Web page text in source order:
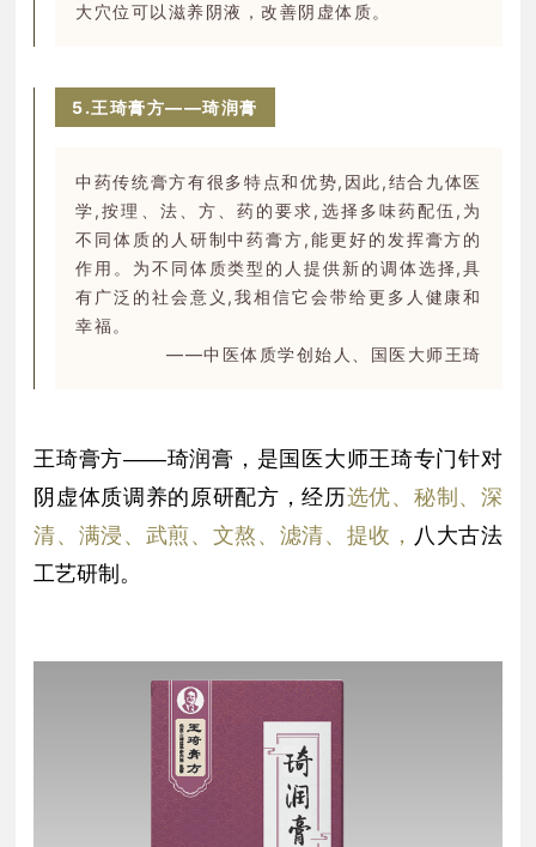
大穴位可以滋养阴液，改善阴虚体质。
5.王琦膏方——琦润膏
中药传统膏方有很多特点和优势,因此,结合九体医
学,按理、法、方、药的要求,选择多味药配伍,为
不同体质的人研制中药膏方,能更好的发挥膏方的
作用。为不同体质类型的人提供新的调体选择,具
有广泛的社会意义,我相信它会带给更多人健康和
幸福。
——中医体质学创始人、国医大师王琦
王琦膏方——琦润膏，是国医大师王琦专门针对
阴虚体质调养的原研配方，经历选优、秘制、深
清、满浸、武煎、文熬、滤清、提收， 八大古法
工艺研制。